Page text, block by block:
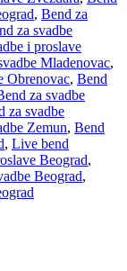
, Bend za
za svadbe
i proslave
Mladenovac,
Obrenovac, Bend
za svadbe
za svadbe
Zemun, Bend
, Live bend
Beograd,
Beograd,